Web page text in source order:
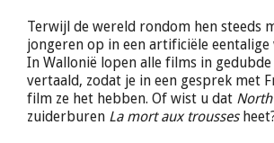
Terwijl de wereld rondom hen steeds
jongeren op in een artificiële
In Wallonië lopen alle films in
vertaald, zodat je in een gesprek met
film ze het hebben. Of wist u dat
zuiderburen La mort aux trousses